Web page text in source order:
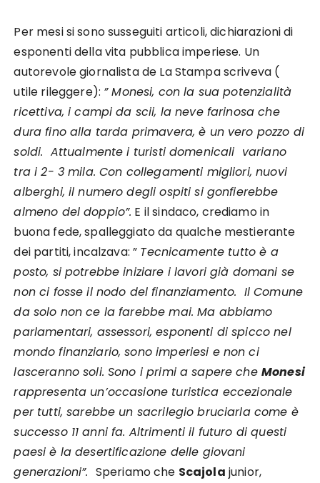
Per mesi si sono susseguiti articoli, dichiarazioni di
esponenti della vita pubblica imperiese. Un
autorevole giornalista de La Stampa scriveva (
utile rileggere): ” Monesi, con la sua potenzialità
ricettiva, i campi da scii, la neve farinosa che
dura fino alla tarda primavera, è un vero pozzo di
soldi. Attualmente i turisti domenicali variano
tra i 2- 3 mila. Con collegamenti migliori, nuovi
alberghi, il numero degli ospiti si gonfierebbe
almeno del doppio”. E il sindaco, crediamo in
buona fede, spalleggiato da qualche mestierante
dei partiti, incalzava: ” Tecnicamente tutto è a
posto, si potrebbe iniziare i lavori già domani se
non ci fosse il nodo del finanziamento. Il Comune
da solo non ce la farebbe mai. Ma abbiamo
parlamentari, assessori, esponenti di spicco nel
mondo finanziario, sono imperiesi e non ci
lasceranno soli. Sono i primi a sapere che Monesi
rappresenta un’occasione turistica eccezionale
per tutti, sarebbe un sacrilegio bruciarla come è
successo 11 anni fa. Altrimenti il futuro di questi
paesi è la desertificazione delle giovani
generazioni”. Speriamo che Scajola junior,